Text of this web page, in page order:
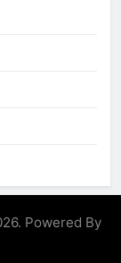
Powered By